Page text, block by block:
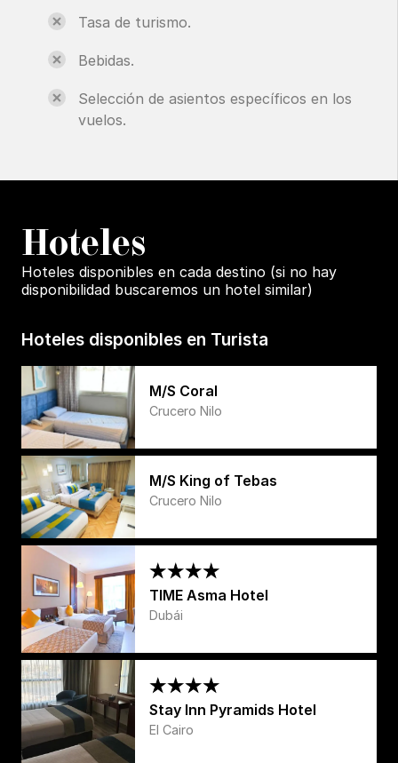
Tasa de turismo.
Bebidas.
Selección de asientos específicos en los
vuelos.
Hoteles
Hoteles disponibles en cada destino (si no hay
disponibilidad buscaremos un hotel similar)
Hoteles disponibles en Turista
M/S Coral
Crucero Nilo
M/S King of Tebas
Crucero Nilo
TIME Asma Hotel
Dubái
Stay Inn Pyramids Hotel
El Cairo